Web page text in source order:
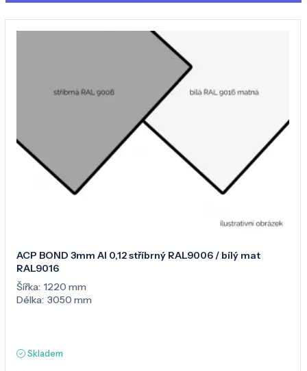
ACP BOND 3mm Al 0,12 stříbrný RAL9006 / bílý mat
RAL9016
Šířka: 1220 mm
Délka: 3050 mm
Skladem